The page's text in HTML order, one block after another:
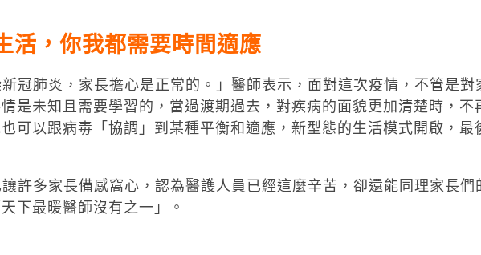
活，你我都需要時間適應
冠肺炎，家長擔心是正常的。」醫師表示，面對這次疫情，不管是對
是未知且需要學習的，當過渡期過去，對疾病的面貌更加清楚時，不
可以跟病毒「協調」到某種平衡和適應，新型態的生活模式開啟，最
許多家長備感窩心，認為醫護人員已經這麼辛苦，卻還能同理家長們
下最暖醫師沒有之一」。